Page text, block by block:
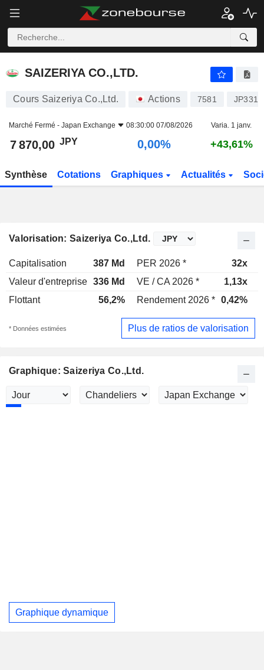
SAIZERIYA CO.,LTD.
SAIZERIYA CO.,LTD.
Cours Saizeriya Co.,Ltd. Actions 7581
Marché Fermé - Japan Exchange 08:30:00 07/08/2026 Varia. 1 janv.
7 870,00 JPY 0,00% +43,61%
Synthèse Cotations Graphiques Actualités
Valorisation: Saizeriya Co.,Ltd.
Capitalisation 387 Md PER 2026 * 32x
Valeur d'entreprise 336 Md VE / CA 2026 * 1,13x
Flottant
56,2% Rendement 2026 * 0,42%
* Données estimées Plus de ratios de valorisation
Graphique: Saizeriya Co.,Ltd.
Graphique dynamique